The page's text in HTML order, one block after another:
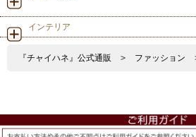
インテリア
『チャイハネ』公式通販 > ファッション